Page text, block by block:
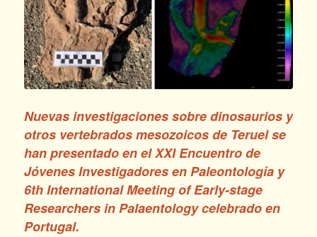
Nuevas investigaciones sobre dinosaurios y
otros vertebrados mesozoicos de Teruel se
han presentado en el XXI Encuentro de
Jóvenes Investigadores en Paleontología y
6th International Meeting of Early-stage
Researchers in Palaentology celebrado en
Portugal.